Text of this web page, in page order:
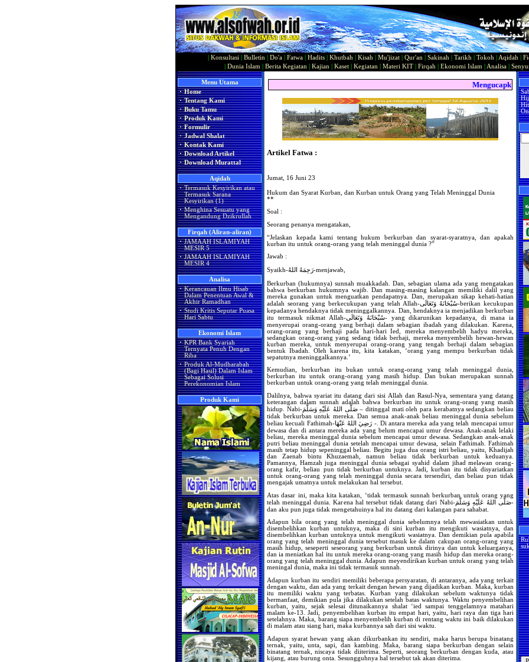
Konsultasi Bulletin Do'a Fatwa Hadits Khutbah Kisah Mu'jizat Qur'an Sakinah Tarikh Tokoh Aqidah
Dunia Islam Berita Kegiatan Kajian Kaset| Kegiatan Materi KIT| Firqah Ekonomi Islam Analisa|
Menu Utama
· Home
· Tentang Kami
· Buku Tamu
· Produk Kami
· Formulir
· Jadwal Shalat
· Kontak Kami
· Download Artikel
· Download Murattal
Aqidah
· Termasuk Kesyirikan atau
Termasuk Sarana
Kesyirikan (1)
· Menghina Sesuatu yang
Mengandung Dzikrullah
Firqah (Aliran-aliran)
· JAMAAH ISLAMIYAH
MESIR 5
· JAMAAH ISLAMIYAH
MESIR 4
Analisa
· Kerancauan Ilmu Hisab
Dalam Penentuan Awal &
Akhir Ramadhan
· Studi Kritis Seputar Puasa
Hari Sabtu
Ekonomi Islam
· KPR Bank Syariah
Ternyata Penuh Dengan
Riba
· Produk Al-Mudharabah
(Bagi Hasil) Dalam Islam
Sebagai Solusi
Perekonomian Islam
Produk Kami
Mengucapkan
Artikel Fatwa :
Jumat, 16 Juni 23
Hukum dan Syarat Kurban, dan Kurban untuk Orang yang Telah Meninggal Dunia
**
Soal :
Seorang penanya mengatakan,
“Jelaskan kepada kami tentang hukum berkurban dan syarat-syaratnya, dan apakah
kurban itu untuk orang-orang yang telah meninggal dunia ?”
Jawab :
Syaikh-رَحِمَهُ اللهُ-menjawab,
Berkurban (hukumnya) sunnah muakkadah. Dan, sebagian ulama ada yang mengatakan
bahwa berkurban hukumnya wajib. Dan masing-masing kalangan memiliki dalil yang
mereka gunakan untuk menguatkan pendapatnya. Dan, merupakan sikap kehati-hatian
adalah seorang yang berkecukupan yang telah Allah-سُبْحَانَهُ وَتَعَالَى-berikan kecukupan
kepadanya hendaknya tidak meninggalkannya. Dan, hendaknya ia menjadikan berkurban
itu termasuk nikmat Allah-سُبْحَانَهُ وَتَعَالَى- yang dikarunikan kepadanya, di mana ia
menyerupai orang-orang yang berhaji dalam sebagian ibadah yang dilakukan. Karena,
orang-orang yang berhaji pada hari-hari Ied, mereka menyembelih hadyu mereka,
sedangkan orang-orang yang sedang tidak berhaji, mereka menyembelih hewan-hewan
kurban mereka, untuk menyerupai orang-orang yang tengah berhaji dalam sebagian
bentuk Ibadah. Oleh karena itu, kita katakan, ‘orang yang mempu berkurban tidak
sepatutnya meninggalkannya.’
Kemudian, berkurban itu bukan untuk orang-orang yang telah meninggal dunia,
berkurban itu untuk orang-orang yang masih hidup. Dan bukan merupakan sunnah
berkurban untuk orang-orang yang telah meninggal dunia.
Dalilnya, bahwa syariat itu datang dari sisi Allah dan Rasul-Nya, sementara yang datang
keterangan dalam sunnah adalah bahwa berkurban itu untuk orang-orang yang masih
hidup. Nabi-صَلَّى اللهُ عَلَيْهِ وَسَلَّمَ – ditinggal mati oleh para kerabatnya sedangkan beliau
tidak berkurban untuk mereka. Dan semua anak-anak beliau meninggal dunia sebelum
beliau kecuali Fathimah-رَضِيَ اللهُ عَنْهَا -. Di antara mereka ada yang telah mencapai umur
dewasa dan di antara mereka ada yang belum mencapai umur dewasa. Anak-anak lelaki
beliau, mereka meninggal dunia sebelum mencapai umur dewasa. Sedangkan anak-anak
putri beliau meninggal dunia setelah mencapai umur dewasa, selain Fathimah. Fathimah
masih tetap hidup sepeninggal beliau. Begitu juga dua orang istri beliau, yaitu, Khadijah
dan Zaenab bintu Khuzaemah, namun beliau tidak berkurban untuk keduanya.
Pamannya, Hamzah juga meninggal dunia sebagai syahid dalam jihad melawan orang-
orang kafir, beliau pun tidak berkurban untuknya. Jadi, kurban itu tidak disyariatkan
untuk orang-orang yang telah meninggal dunia secara tersendiri, dan beliau pun tidak
mengajak umatnya untuk melakukan hal tersebut.
Atas dasar ini, maka kita katakan, ‘tidak termasuk sunnah berkurban untuk orang yang
telah meninggal dunia. Karena hal tersebut tidak datang dari Nabi-صَلَّى اللهُ عَلَيْهِ وَسَلَّمَ-
dan aku pun juga tidak mengetahuinya hal itu datang dari kalangan para sahabat.
Adapun bila orang yang telah meninggal dunia sebelumnya telah mewasiatkan untuk
disembelihkan kurban untuknya, maka di sini kurban itu mengikuti wasiatnya, dan
disembelihkan kurban untuknya untuk mengikuti wasiatnya. Dan demikian pula apabila
orang yang telah meninggal dunia tersebut masuk ke dalam cakupan orang-orang yang
masih hidup, seseperti seseorang yang berkurban untuk dirinya dan untuk keluarganya,
dan ia meniatkan hal itu untuk mereka orang-orang yang masih hidup dan mereka orang-
orang yang telah meninggal dunia. Adapun meyendirikan kurban untuk orang yang telah
meningal dunia, maka ini tidak termasuk sunnah.
Adapun kurban itu sendiri memiliki beberapa persyaratan, di antaranya, ada yang terkait
dengan waktu, dan ada yang terkait dengan hewan yang dijadikan kurban. Maka, kurban
itu memiliki waktu yang terbatas. Kurban yang dilakukan sebelum waktunya tidak
bermanfaat, demikian pula jika dilakukan setelah batas waktunya. Waktu penyembelihan
kurban, yaitu, sejak selesai ditunaikannya shalat ‘ied sampai tenggelamnya matahari
malam ke-13. Jadi, penyembelihan kurban itu empat hari, yaitu, hari raya dan tiga hari
setelahnya. Maka, barang siapa menyembelih kurban di rentang waktu ini baik dilakukan
di malam atau siang hari, maka kurbannya sah dari sisi waktu.
Adapun syarat hewan yang akan dikurbankan itu sendiri, maka harus berupa binatang
ternak, yaitu, unta, sapi, dan kambing. Maka, barang siapa berkurban dengan selain
binatang ternak, niscaya tidak diiterima. Seperti, seorang berkurban dengan kuda, atau
kijang, atau burung onta. Sesungguhnya hal tersebut tak akan diterima.